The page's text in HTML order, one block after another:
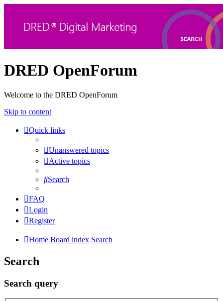
DRED OpenForum
Welcome to the DRED OpenForum
Skip to content
Quick links
Unanswered topics
Active topics
Search
FAQ
Login
Register
Home Board index Search
Search
Search query